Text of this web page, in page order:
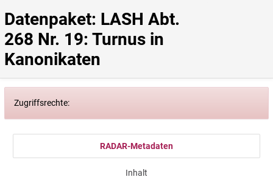
Datenpaket: LASH Abt.
268 Nr. 19: Turnus in
Kanonikaten
Zugriffsrechte:
RADAR-Metadaten
Inhalt